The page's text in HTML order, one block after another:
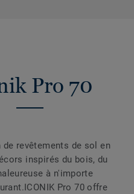
Pro 70
revêtements de sol en
inspirés du bois, du
à n'importe
Pro 70 offre